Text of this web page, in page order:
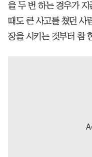
을 두 번 하는 경우가
때도 큰 사고를 쳤던 사
장을 시키는 것부터 참